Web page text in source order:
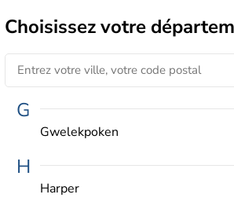
Choisissezvotre
G
Gwelekpoken
H
Harper